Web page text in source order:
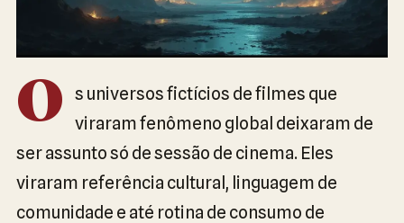
O
s universos fictícios de filmes que
viraram fenômeno global deixaram de
ser assunto só de sessão de cinema. Eles
viraram referência cultural, linguagem de
comunidade e até rotina de consumo de